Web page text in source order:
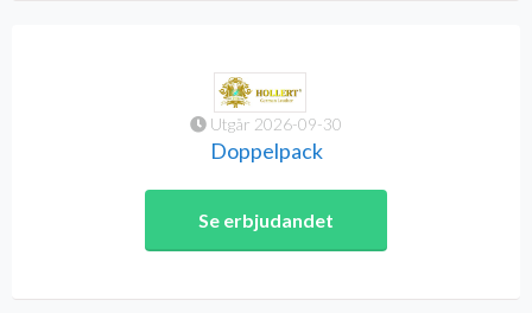
Utgår 2026-09-30
Doppelpack
Se erbjudandet